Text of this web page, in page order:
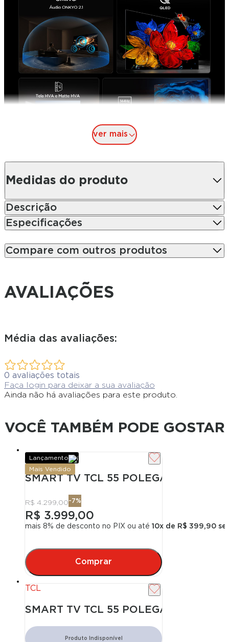
ver mais
Medidas do produto
Descrição
Especificações
Compare com outros produtos
AVALIAÇÕES
Média das avaliações:
0 avaliações totais
Faça login para deixar a sua avaliação
Ainda não há avaliações para este produto.
VOCÊ TAMBÉM PODE GOSTAR
Lançamento
Mais Vendido
TCL
SMART TV TCL 55 POLEGADAS
R$ 4.299,00-7%
R$ 3.999,00
mais 8% de desconto no PIX ou até 10x de R$ 399,90
Comprar
TCL
SMART TV TCL 55 POLEGADAS
Produto Indisponível